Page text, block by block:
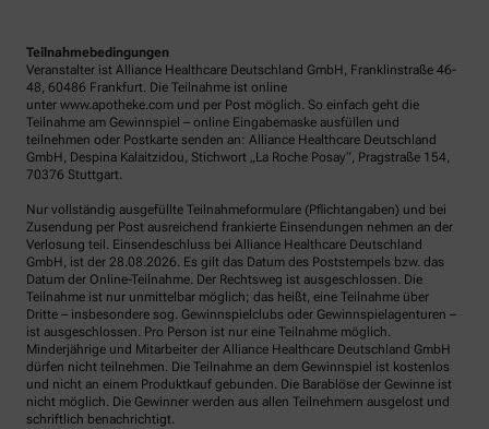
Teilnahmebedingungen
Veranstalter ist Alliance Healthcare Deutschland GmbH, Franklinstraße 46-
48, 60486 Frankfurt. Die Teilnahme ist online
unter www.apotheke.com und per Post möglich. So einfach geht die
Teilnahme am Gewinnspiel – online Eingabemaske ausfüllen und
teilnehmen oder Postkarte senden an: Alliance Healthcare Deutschland
GmbH, Despina Kalaitzidou, Stichwort „La Roche Posay“, Pragstraße 154,
70376 Stuttgart.
Nur vollständig ausgefüllte Teilnahmeformulare (Pflichtangaben) und bei
Zusendung per Post ausreichend frankierte Einsendungen nehmen an der
Verlosung teil. Einsendeschluss bei Alliance Healthcare Deutschland
GmbH, ist der 28.08.2026. Es gilt das Datum des Poststempels bzw. das
Datum der Online-Teilnahme. Der Rechtsweg ist ausgeschlossen. Die
Teilnahme ist nur unmittelbar möglich; das heißt, eine Teilnahme über
Dritte – insbesondere sog. Gewinnspielclubs oder Gewinnspielagenturen –
ist ausgeschlossen. Pro Person ist nur eine Teilnahme möglich.
Minderjährige und Mitarbeiter der Alliance Healthcare Deutschland GmbH
dürfen nicht teilnehmen. Die Teilnahme an dem Gewinnspiel ist kostenlos
und nicht an einem Produktkauf gebunden. Die Barablöse der Gewinne ist
nicht möglich. Die Gewinner werden aus allen Teilnehmern ausgelost und
schriftlich benachrichtigt.